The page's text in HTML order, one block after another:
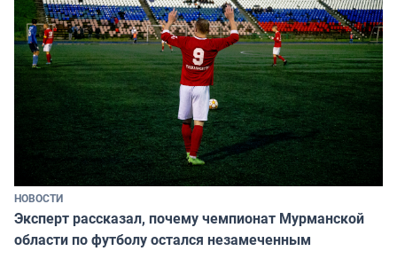
НОВОСТИ
Эксперт рассказал, почему чемпионат Мурманской
области по футболу остался незамеченным